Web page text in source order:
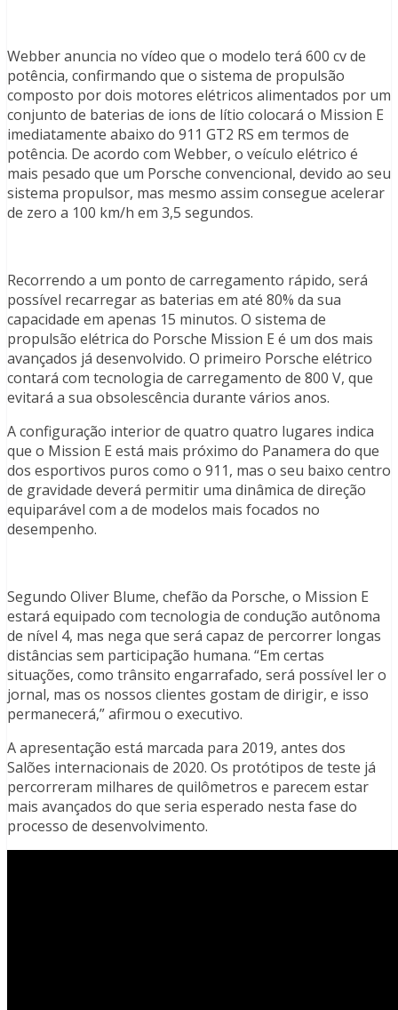
Webber anuncia no vídeo que o modelo terá 600 cv de
potência, confirmando que o sistema de propulsão
composto por dois motores elétricos alimentados por um
conjunto de baterias de ions de lítio colocará o Mission E
imediatamente abaixo do 911 GT2 RS em termos de
potência. De acordo com Webber, o veículo elétrico é
mais pesado que um Porsche convencional, devido ao seu
sistema propulsor, mas mesmo assim consegue acelerar
de zero a 100 km/h em 3,5 segundos.
Recorrendo a um ponto de carregamento rápido, será
possível recarregar as baterias em até 80% da sua
capacidade em apenas 15 minutos. O sistema de
propulsão elétrica do Porsche Mission E é um dos mais
avançados já desenvolvido. O primeiro Porsche elétrico
contará com tecnologia de carregamento de 800 V, que
evitará a sua obsolescência durante vários anos.
A configuração interior de quatro quatro lugares indica
que o Mission E está mais próximo do Panamera do que
dos esportivos puros como o 911, mas o seu baixo centro
de gravidade deverá permitir uma dinâmica de direção
equiparável com a de modelos mais focados no
desempenho.
Segundo Oliver Blume, chefão da Porsche, o Mission E
estará equipado com tecnologia de condução autônoma
de nível 4, mas nega que será capaz de percorrer longas
distâncias sem participação humana. “Em certas
situações, como trânsito engarrafado, será possível ler o
jornal, mas os nossos clientes gostam de dirigir, e isso
permanecerá,” afirmou o executivo.
A apresentação está marcada para 2019, antes dos
Salões internacionais de 2020. Os protótipos de teste já
percorreram milhares de quilômetros e parecem estar
mais avançados do que seria esperado nesta fase do
processo de desenvolvimento.